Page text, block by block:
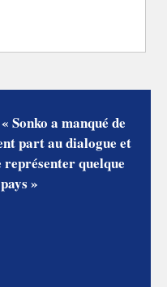
a manqué de
part au dialogue et
quelque
»